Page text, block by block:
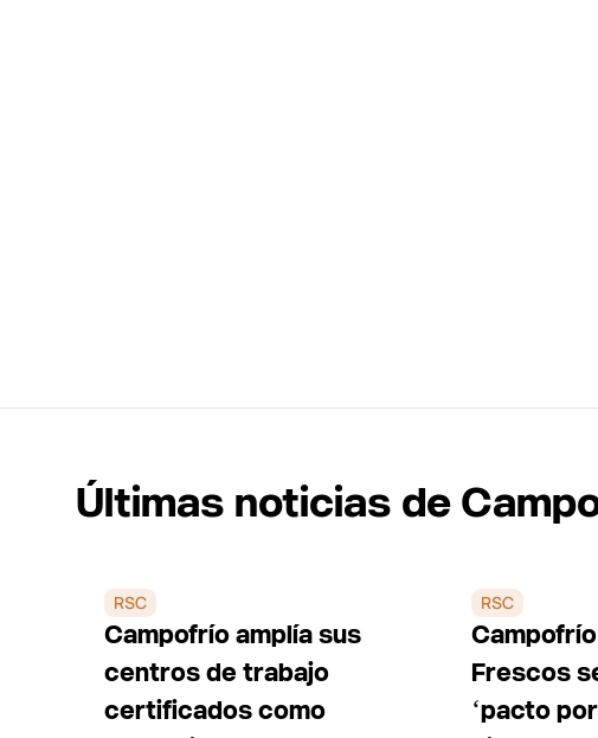
Últimas noticias de
RSC
Campofrío amplía sus
centros de trabajo
certificados como
RSC
Frescos
‘pacto